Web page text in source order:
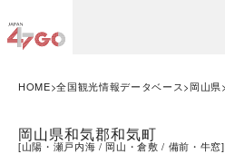
HOME 全国観光情報データベース 岡山県
岡山県和気郡和気町
[山陽・瀬戸内海 岡山・倉敷 備前・牛窓]